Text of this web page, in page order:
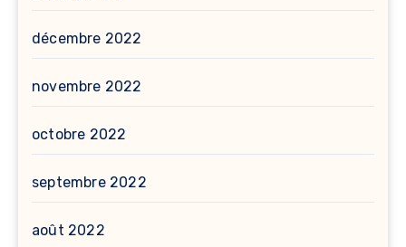
décembre 2022
novembre 2022
octobre 2022
septembre 2022
août 2022